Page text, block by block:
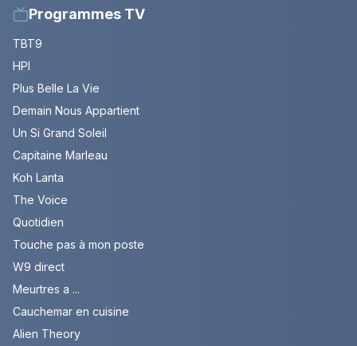
Programmes TV
TBT9
HPI
Plus Belle La Vie
Demain Nous Appartient
Un Si Grand Soleil
Capitaine Marleau
Koh Lanta
The Voice
Quotidien
Touche pas à mon poste
W9 direct
Meurtres a ...
Cauchemar en cuisine
Alien Theory